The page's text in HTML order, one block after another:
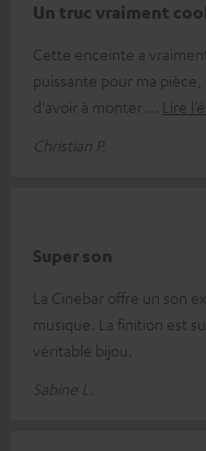
Un truc vraiment cool
Cette enceinte a
puissante pour ma pièce,
d'avoir à monter
Lire
Christian P.
Super son
La Cinebar offre un son
musique. La finition est
véritable bijou.
Sabine L.